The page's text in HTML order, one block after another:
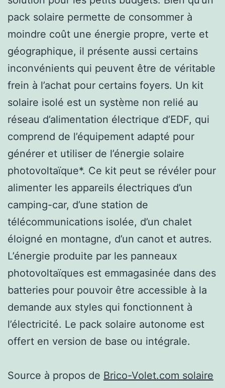
pack solaire permette de consommer à
moindre coût une énergie propre, verte et
géographique, il présente aussi certains
inconvénients qui peuvent être de véritable
frein à l’achat pour certains foyers. Un kit
solaire isolé est un système non relié au
réseau d’alimentation électrique d’EDF, qui
comprend de l’équipement adapté pour
générer et utiliser de l’énergie solaire
photovoltaïque*. Ce kit peut se révéler pour
alimenter les appareils électriques d’un
camping-car, d’une station de
télécommunications isolée, d’un chalet
éloigné en montagne, d’un canot et autres.
L’énergie produite par les panneaux
photovoltaïques est emmagasinée dans des
batteries pour pouvoir être accessible à la
demande aux styles qui fonctionnent à
l’électricité. Le pack solaire autonome est
offert en version de base ou intégrale.
Source à propos de Brico-Volet.com solaire